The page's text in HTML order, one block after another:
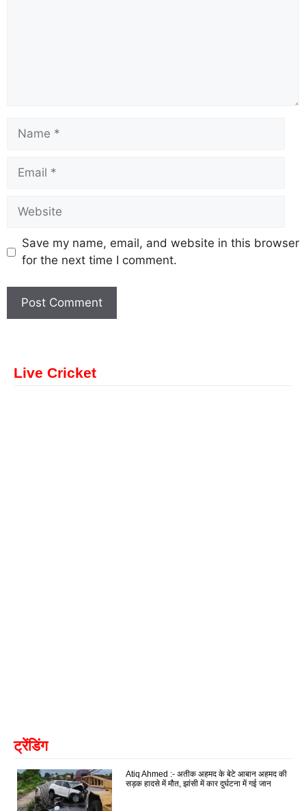
Save my name, email, and website in this browser
for the next time I comment.
Live Cricket
ट्रेंडिंग
Atiq Ahmed :- अतीक अहमद के बेटे आबान अहमद की
सड़क हादसे में मौत, झांसी में कार दुर्घटना में गई जान